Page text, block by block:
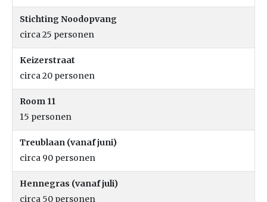
Stichting Noodopvang
circa 25 personen
Keizerstraat
circa 20 personen
Room 11
15 personen
Treublaan (vanaf juni)
circa 90 personen
Hennegras (vanaf juli)
circa 50 personen